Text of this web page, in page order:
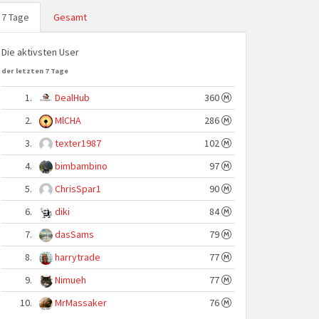
7 Tage Gesamt
Die aktivsten User
der letzten 7 Tage
1. DealHub
360
2.
MlCHA
286
3.
texter1987
102
4.
bimbambino
97
5.
ChrisSpar1
90
6.
diki
84
7.
dasSams
79
8.
harrytrade
77
9.
Nimueh
77
10.
MrMassaker 76